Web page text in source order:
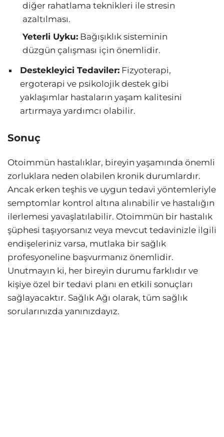
diğer rahatlama teknikleri ile stresin
azaltılması.
Yeterli Uyku: Bağışıklık sisteminin
düzgün çalışması için önemlidir.
Destekleyici Tedaviler: Fizyoterapi,
ergoterapi ve psikolojik destek gibi
yaklaşımlar hastaların yaşam kalitesini
artırmaya yardımcı olabilir.
Sonuç
Otoimmün hastalıklar, bireyin yaşamında önemli
zorluklara neden olabilen kronik durumlardır.
Ancak erken teşhis ve uygun tedavi yöntemleriyle
semptomlar kontrol altına alınabilir ve hastalığın
ilerlemesi yavaşlatılabilir. Otoimmün bir hastalık
şüphesi taşıyorsanız veya mevcut tedavinizle ilgili
endişeleriniz varsa, mutlaka bir sağlık
profesyoneline başvurmanız önemlidir.
Unutmayın ki, her bireyin durumu farklıdır ve
kişiye özel bir tedavi planı en etkili sonuçları
sağlayacaktır. Sağlık Ağı olarak, tüm sağlık
sorularınızda yanınızdayız.